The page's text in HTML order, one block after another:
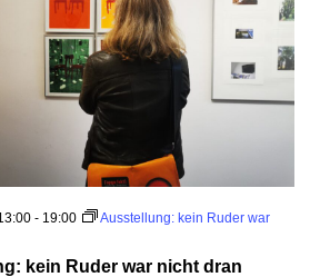
kein Ruder war nicht dran
- 19:00
Ausstellung: kein Ruder war